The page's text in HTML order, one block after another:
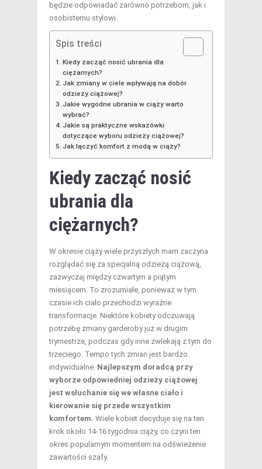
będzie odpowiadać zarówno potrzebom, jak i
osobistemu stylowi.
Spis treści
Kiedy zacząć nosić ubrania dla
ciężarnych?
Jak zmiany w ciele wpływają na dobór
odzieży ciążowej?
Jakie wygodne ubrania w ciąży warto
wybrać?
Jakie są praktyczne wskazówki
dotyczące wyboru odzieży ciążowej?
Jak łączyć komfort z modą w ciąży?
Kiedy zacząć nosić
ubrania dla
ciężarnych?
W okresie ciąży wiele przyszłych mam zaczyna
rozglądać się za specjalną odzieżą ciążową,
zazwyczaj między czwartym a piątym
miesiącem. To zrozumiałe, ponieważ w tym
czasie ich ciało przechodzi wyraźne
transformacje. Niektóre kobiety odczuwają
potrzebę zmiany garderoby już w drugim
trymestrze, podczas gdy inne zwlekają z tym do
trzeciego. Tempo tych zmian jest bardzo
indywidualne. Najlepszym doradcą przy
wyborze odpowiedniej odzieży ciążowej
jest wsłuchanie się we własne ciało i
kierowanie się przede wszystkim
komfortem. Wiele kobiet decyduje się na ten
krok około 14-16 tygodnia ciąży, co czyni ten
okres popularnym momentem na odświeżenie
zawartości szafy.